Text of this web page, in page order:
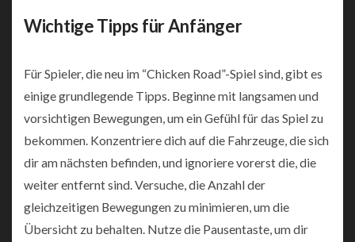
Wichtige Tipps für Anfänger
Für Spieler, die neu im “Chicken Road”-Spiel sind, gibt es
einige grundlegende Tipps. Beginne mit langsamen und
vorsichtigen Bewegungen, um ein Gefühl für das Spiel zu
bekommen. Konzentriere dich auf die Fahrzeuge, die sich
dir am nächsten befinden, und ignoriere vorerst die, die
weiter entfernt sind. Versuche, die Anzahl der
gleichzeitigen Bewegungen zu minimieren, um die
Übersicht zu behalten. Nutze die Pausentaste, um dir